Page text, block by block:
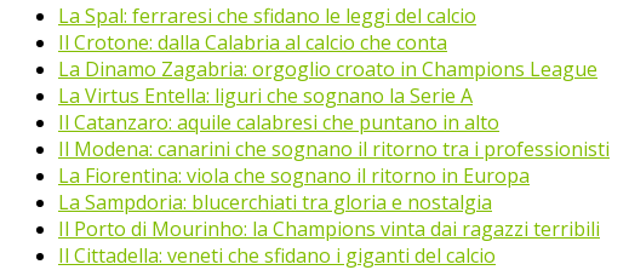
La Spal: ferraresi che sfidano le leggi del calcio
Il Crotone: dalla Calabria al calcio che conta
La Dinamo Zagabria: orgoglio croato in Champions League
La Virtus Entella: liguri che sognano la Serie A
Il Catanzaro: aquile calabresi che puntano in alto
Il Modena: canarini che sognano il ritorno tra i professionisti
La Fiorentina: viola che sognano il ritorno in Europa
La Sampdoria: blucerchiati tra gloria e nostalgia
Il Porto di Mourinho: la Champions vinta dai ragazzi terribili
Il Cittadella: veneti che sfidano i giganti del calcio